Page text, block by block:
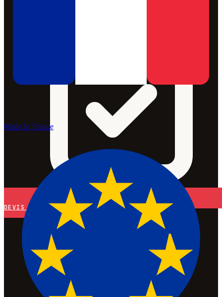
DEVIS
Made In France